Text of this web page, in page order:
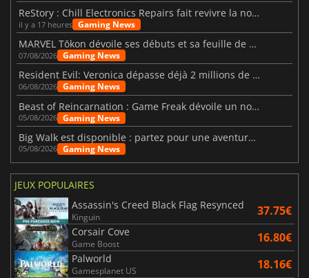
ReStory : Chill Electronics Repairs fait revivre la nostalgie des années 2000
il y a 17 heures Gaming News
MARVEL Tōkon dévoile ses débuts et sa feuille de route
07/08/2026 Gaming News
Resident Evil: Veronica dépasse déjà 2 millions de wishlists
06/08/2026 Gaming News
Beast of Reincarnation : Game Freak dévoile un nouveau pari
05/08/2026 Gaming News
Big Walk est disponible : partez pour une aventure entre amis
05/08/2026 Gaming News
JEUX POPULAIRES
Assassin's Creed Black Flag Resynced
Kinguin 37.75€
Corsair Cove
Game Boost 16.80€
Palworld
Gamesplanet US 18.16€